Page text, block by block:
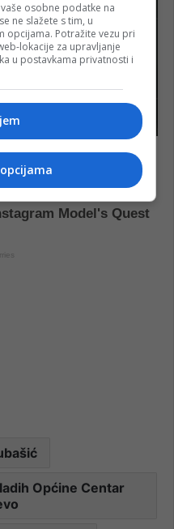
Općine Centar
osobne podatke na
ne slažete s tim, u
opcijama. Potražite vezu pri
lokacije za upravljanje
u postavkama privatnosti i